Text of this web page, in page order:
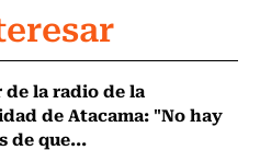
la radio de la
de Atacama: "No hay
de que...